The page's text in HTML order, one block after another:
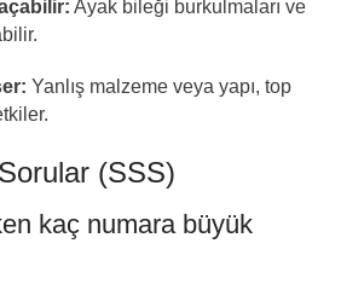
Ayak bileği burkulmaları ve
Yanlış malzeme veya yapı, top
(SSS)
kaç numara büyük